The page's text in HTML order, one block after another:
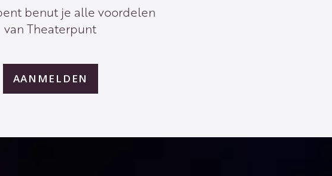
benut je alle voordelen
van Theaterpunt
AANMELDEN